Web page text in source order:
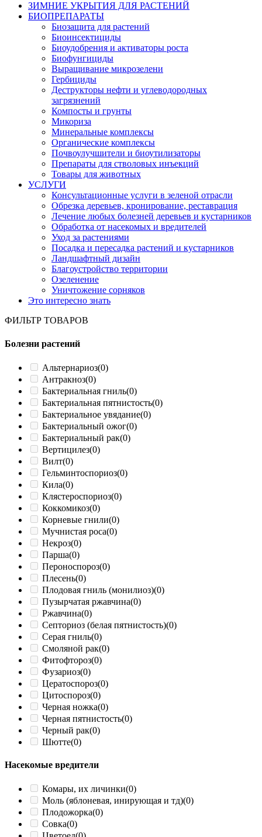
ЗИМНИЕ УКРЫТИЯ ДЛЯ РАСТЕНИЙ
БИОПРЕПАРАТЫ
Биозащита для растений
Биоинсектициды
Биоудобрения и активаторы роста
Биофунгициды
Выращивание микрозелени
Гербициды
Деструкторы нефти и углеводородных
загрязнений
Компосты и грунты
Микориза
Минеральные комплексы
Органические комплексы
Почвоулучшители и биоутилизаторы
Препараты для стволовых инъекций
Товары для животных
УСЛУГИ
Консультационные услуги в зеленой отрасли
Обрезка деревьев, кронирование, реставрация
Лечение любых болезней деревьев и кустарников
Обработка от насекомых и вредителей
Уход за растениями
Посадка и пересадка растений и кустарников
Ландшафтный дизайн
Благоустройство территории
Озеленение
Уничтожение сорняков
Это интересно знать
ФИЛЬТР ТОВАРОВ
Болезни растений
Альтернариоз(0)
Антракноз(0)
Бактериальная гниль(0)
Бактериальная пятнистость(0)
Бактериальное увядание(0)
Бактериальный ожог(0)
Бактериальный рак(0)
Вертицилез(0)
Вилт(0)
Гельминтоспориоз(0)
Кила(0)
Клястероспориоз(0)
Коккомикоз(0)
Корневые гнили(0)
Мучнистая роса(0)
Некроз(0)
Парша(0)
Пероноспороз(0)
Плесень(0)
Плодовая гниль (монилиоз)(0)
Пузырчатая ржавчина(0)
Ржавчина(0)
Септориоз (белая пятнистость)(0)
Серая гниль(0)
Смоляной рак(0)
Фитофтороз(0)
Фузариоз(0)
Цератоспороз(0)
Цитоспороз(0)
Черная ножка(0)
Черная пятнистость(0)
Черный рак(0)
Шютте(0)
Насекомые вредители
Комары, их личинки(0)
Моль (яблоневая, инирующая и тд)(0)
Плодожорка(0)
Совка(0)